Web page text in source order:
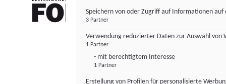
Speichern von oder Zugriff auf Informationen auf
3 Partner
Verwendung reduzierter Daten zur Auswahl von
1 Partner
- mit berechtigtem Interesse
1 Partner
Erstellung von Profilen für personalisierte
FONDS professionell